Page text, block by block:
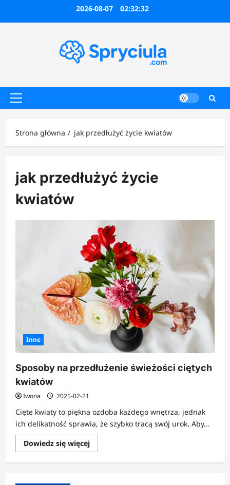
2026-08-07 02:32:32
Menu
Strona główna
jak przedłużyć życie kwiatów
jak przedłużyć życie
kwiatów
Inne
Sposoby na przedłużenie świeżości ciętych
kwiatów
Iwona 2025-02-21
Cięte kwiaty to piękna ozdoba każdego wnętrza, jednak
ich delikatność sprawia, że szybko tracą swój urok. Aby...
Dowiedz się więcejDowiedz
się
o